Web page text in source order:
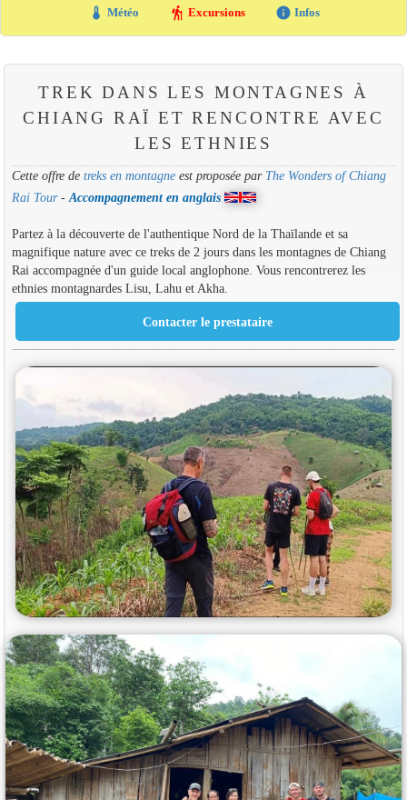
thermostat Météo hiking Excursions info Infos
TREK DANS LES MONTAGNES À
CHIANG RAÏ ET RENCONTRE AVEC
LES ETHNIES
Cette offre de treks en montagneest proposée par The Wonders of Chiang
Rai Tour- Accompagnement en anglais
Partez à la découverte de l'authentique Nord de la Thaïlande et sa
magnifique nature avec ce treks de 2 jours dans les montagnes de Chiang
Rai accompagnée d'un guide local anglophone. Vous rencontrerez les
ethnies montagnardes Lisu, Lahu et Akha.
Contacter le prestataire